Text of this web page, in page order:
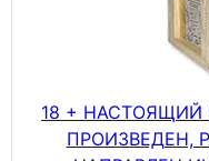
18 +
ПРОИЗВЕДЕН,